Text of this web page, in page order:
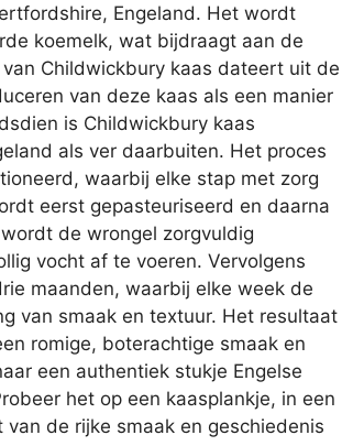
Engeland. Het wordt
koemelk, wat bijdraagt aan de
Childwickbury kaas dateert uit de
van deze kaas als een manier
is Childwickbury kaas
als ver daarbuiten. Het proces
waarbij elke stap met zorg
eerst gepasteuriseerd en daarna
de wrongel zorgvuldig
vocht af te voeren. Vervolgens
maanden, waarbij elke week de
van smaak en textuur. Het resultaat
romige, boterachtige smaak en
een authentiek stukje Engelse
het op een kaasplankje, in een
de rijke smaak en geschiedenis